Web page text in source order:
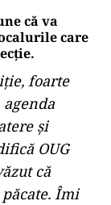
că va
care
foarte
agenda
şi
OUG
că
Îmi